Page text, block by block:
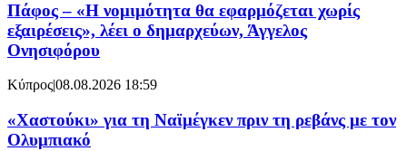
Πάφος – «Η νομιμότητα θα εφαρμόζεται χωρίς
εξαιρέσεις», λέει ο δημαρχεύων, Άγγελος
Ονησιφόρου
Κύπρος|08.08.2026 18:59
«Χαστούκι» για τη Ναϊμέγκεν πριν τη ρεβάνς με τον
Ολυμπιακό